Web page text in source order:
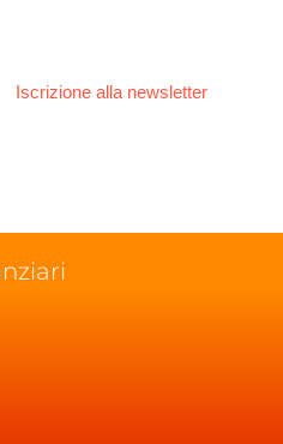
Iscrizione alla newsletter